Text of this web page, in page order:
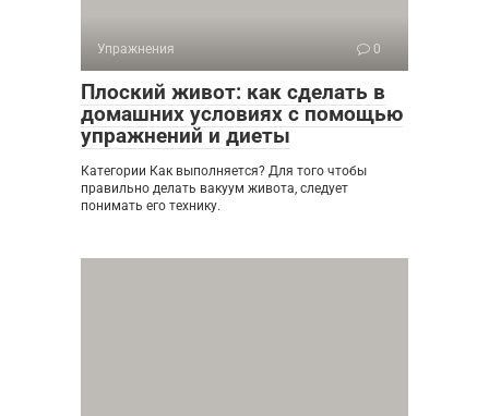
Упражнения 0
Плоский живот: как сделать в
домашних условиях с помощью
упражнений и диеты
Категории Как выполняется? Для того чтобы
правильно делать вакуум живота, следует
понимать его технику.